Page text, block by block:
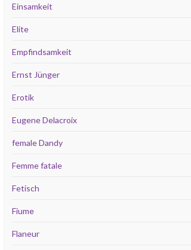
Einsamkeit
Elite
Empfindsamkeit
Ernst Jünger
Erotik
Eugene Delacroix
female Dandy
Femme fatale
Fetisch
Fiume
Flaneur